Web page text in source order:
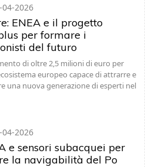
04-2026
ENEA e il progetto
per formare i
del futuro
di oltre 2,5 milioni di euro per
europeo capace di attrarre e
una nuova generazione di esperti nel
04-2026
e sensori subacquei per
la navigabilità del Po